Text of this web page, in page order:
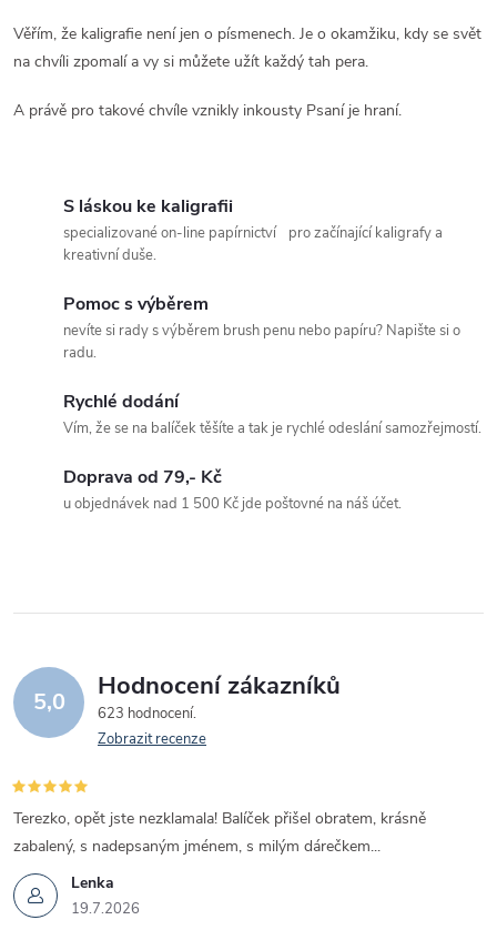
Věřím, že kaligrafie není jen o písmenech. Je o okamžiku, kdy se svět
na chvíli zpomalí a vy si můžete užít každý tah pera.
A právě pro takové chvíle vznikly inkousty Psaní je hraní.
S láskou ke kaligrafii
specializované on-line papírnictví pro začínající kaligrafy a
kreativní duše.
Pomoc s výběrem
nevíte si rady s výběrem brush penu nebo papíru? Napište si o
radu.
Rychlé dodání
Vím, že se na balíček těšíte a tak je rychlé odeslání samozřejmostí.
Doprava od 79,- Kč
u objednávek nad 1 500 Kč jde poštovné na náš účet.
5,0 Hodnocení zákazníků
623 hodnocení
Zobrazit recenze
Lenka
19.7.2026
Terezko, opět jste nezklamala! Balíček přišel obratem, krásně
zabalený, s nadepsaným jménem, s milým dárečkem...